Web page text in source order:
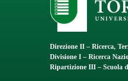
Direzione II – Ricerca,
Divisione I – Ricerca
Ripartizione III – Scuola